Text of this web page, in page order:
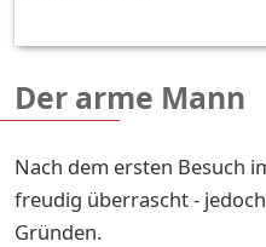
Der arme Mann
Nach dem ersten Besuch
freudig überrascht -
Gründen.